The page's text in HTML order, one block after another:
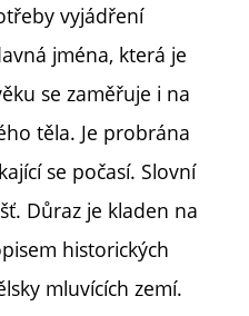
vyjádření
jména, která je
se zaměřuje i na
těla. Je probrána
se počasí. Slovní
Důraz je kladen na
historických
mluvících zemí.